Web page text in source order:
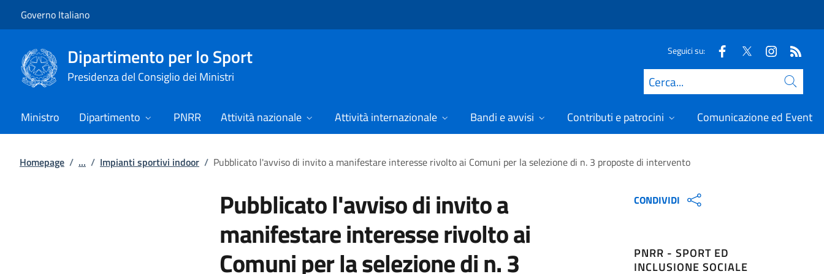
Governo Italiano
Dipartimento per lo Sport
Presidenza del Consiglio dei Ministri
Seguici su:
Cerca
Ministro Dipartimento PNRR Attività nazionale Attività internazionale Bandi e avvisi Contributi e patrocini Comunicazione ed Eventi
Homepage / ... / Impianti sportivi indoor / Pubblicato l'avviso di invito a manifestare interesse rivolto ai Comuni per la selezione di n. 3 proposte di intervento
Pubblicato l'avviso di invito a
manifestare interesse rivolto ai
Comuni per la selezione di n. 3
CONDIVIDI
PNRR - SPORT ED
INCLUSIONE SOCIALE